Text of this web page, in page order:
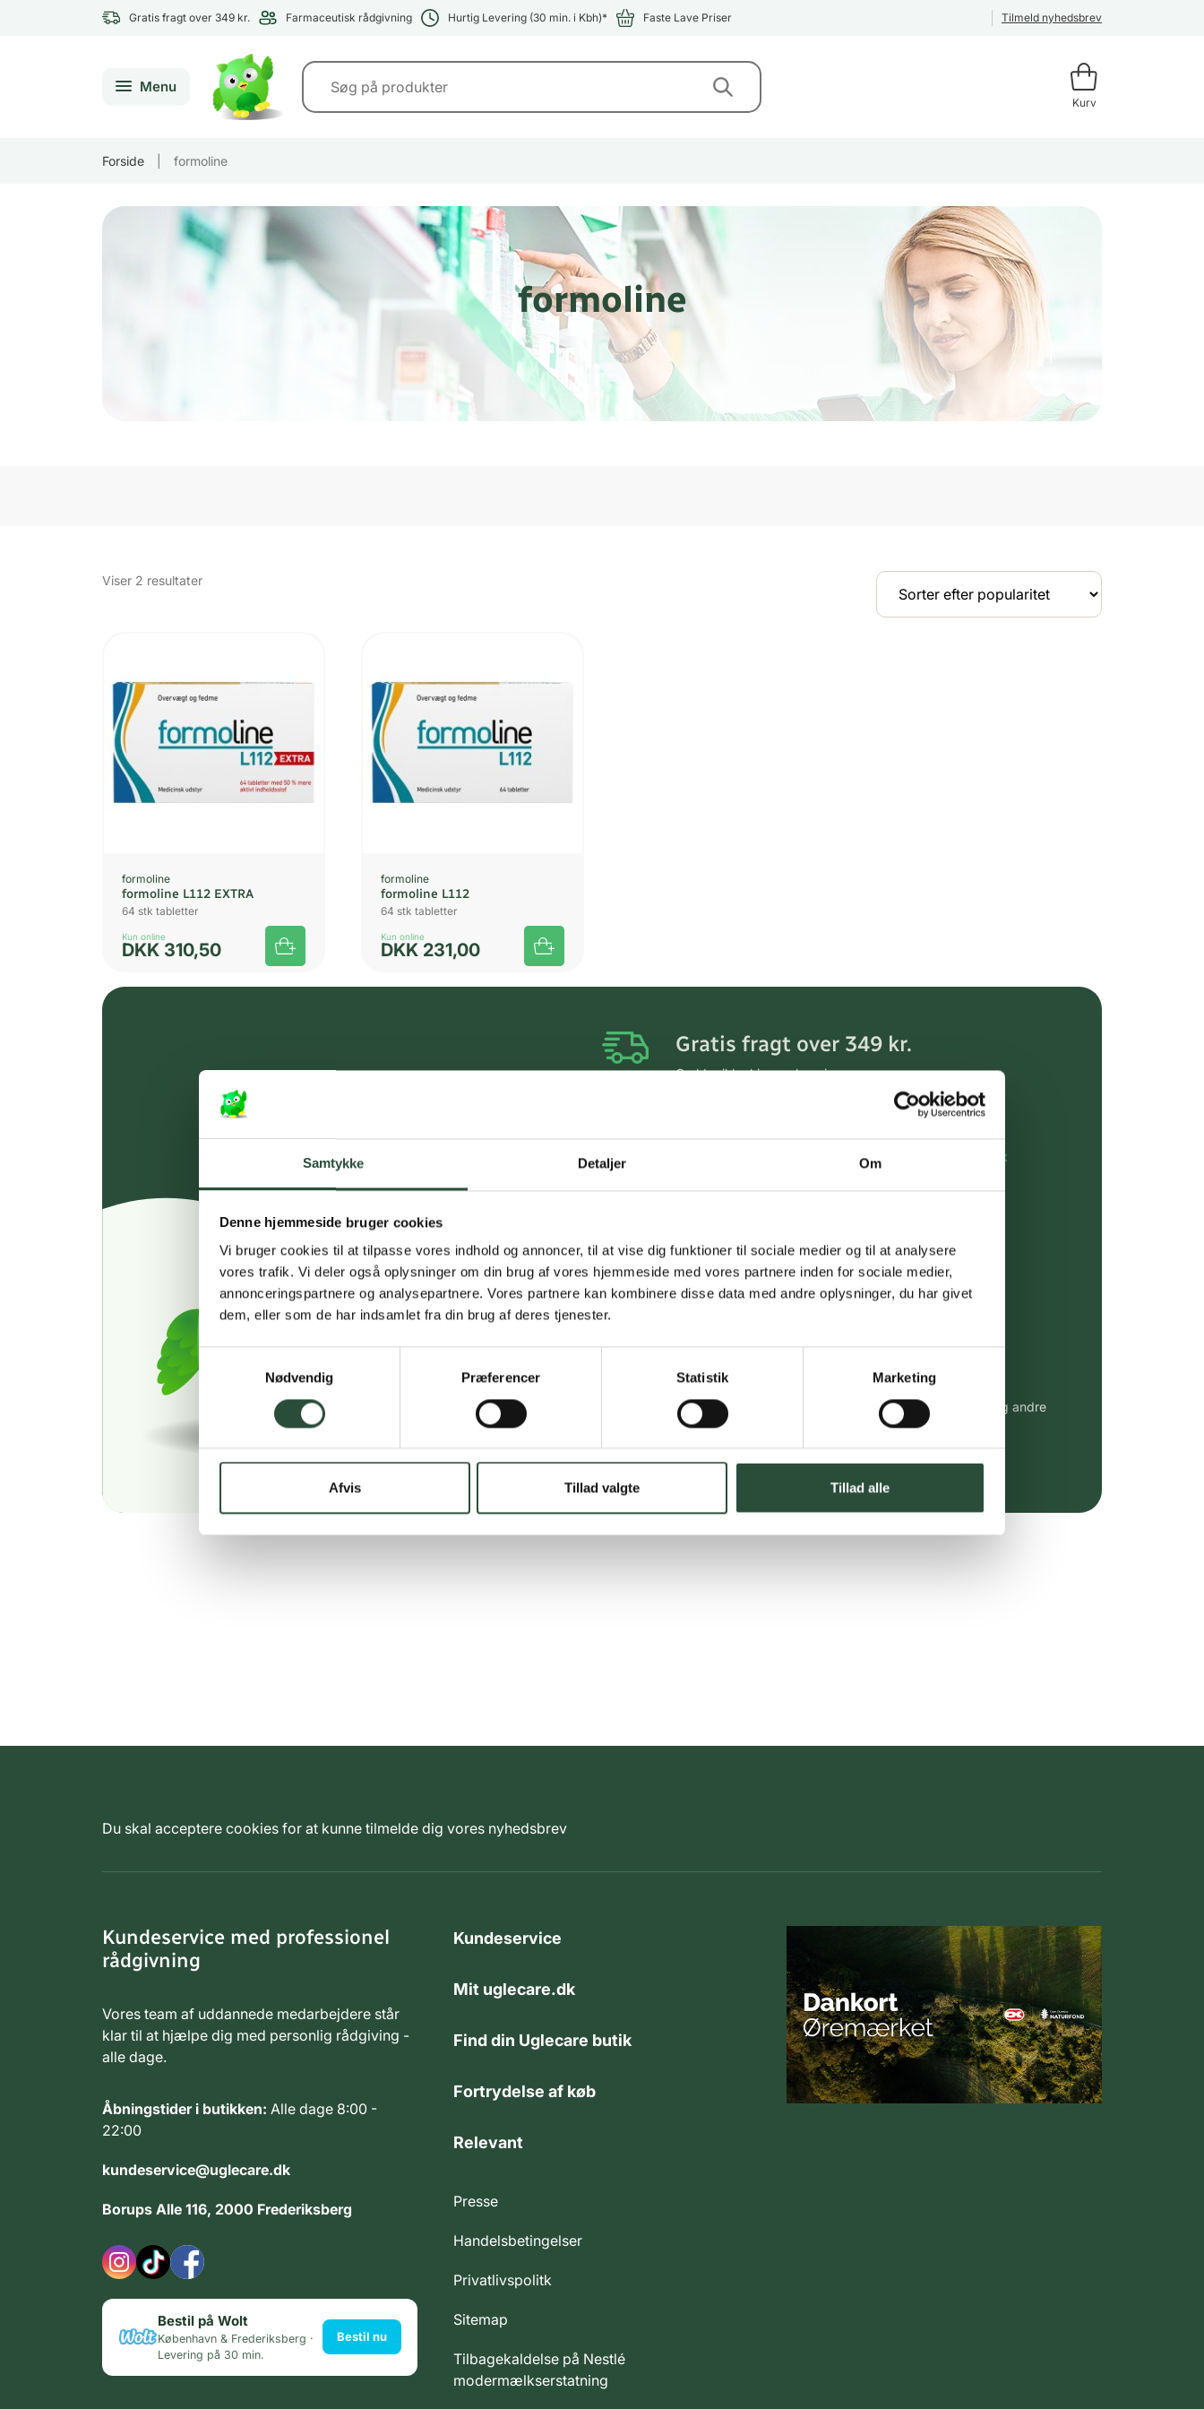
Samtykke Detaljer Om
Denne hjemmeside bruger cookies
Vi bruger cookies til at tilpasse vores indhold og annoncer, til at vise dig funktioner til sociale medier og til at analysere
vores trafik. Vi deler også oplysninger om din brug af vores hjemmeside med vores partnere inden for sociale medier,
annonceringspartnere og analysepartnere. Vores partnere kan kombinere disse data med andre oplysninger, du har givet
dem, eller som de har indsamlet fra din brug af deres tjenester.
Nødvendig
Præferencer Statistik Marketing
Afvis Tillad valgte Tillad alle
Gratis fragt over 349 kr. Farmaceutisk rådgivning Hurtig Levering (30 min. i Kbh)* Faste Lave Priser Tilmeld nyhedsbrev
Menu
Kurv
Forside formoline
formoline
Viser 2 resultaterSorteret
formoline
formoline L112 EXTRA
64 stk tabletter
Kun online
DKK 310,50
formoline
formoline L112
64 stk tabletter
Kun online
DKK 231,00
Gratis fragt over 349 kr.
Gælder ikke hjemmelevering
kundeservice@uglecare.dk
Faste lave priser*
Stort udvalg af kendte produkter
Vi tilbyder et stort udvalg af kendte cremer, vitaminer og andre
spændende produkter – altid til fast lav pris.
Læs mere om Uglecare.dk her
Du skal acceptere cookies for at kunne tilmelde dig vores nyhedsbrev
Kundeservice med professionel
rådgivning
Vores team af uddannede medarbejdere står
klar til at hjælpe dig med personlig rådgiving -
alle dage.
Åbningstider i butikken: Alle dage 8:00 -
22:00
kundeservice@uglecare.dk
Borups Alle 116, 2000 Frederiksberg
Bestil på Wolt
København & Frederiksberg ·
Levering på 30 min.
Bestil nu
Kundeservice
Mit uglecare.dk
Find din Uglecare butik
Fortrydelse af køb
Relevant
Presse
Handelsbetingelser
Privatlivspolitk
Sitemap
Tilbagekaldelse på Nestlé
modermælkserstatning